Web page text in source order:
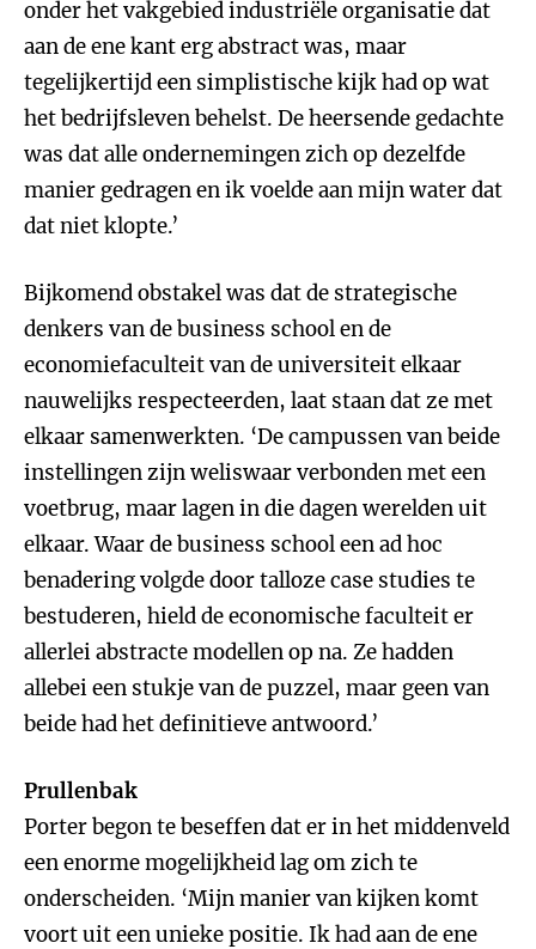
onder het vakgebied industriële organisatie dat
aan de ene kant erg abstract was, maar
tegelijkertijd een simplistische kijk had op wat
het bedrijfsleven behelst. De heersende gedachte
was dat alle ondernemingen zich op dezelfde
manier gedragen en ik voelde aan mijn water dat
dat niet klopte.’
Bijkomend obstakel was dat de strategische
denkers van de business school en de
economiefaculteit van de universiteit elkaar
nauwelijks respecteerden, laat staan dat ze met
elkaar samenwerkten. ‘De campussen van beide
instellingen zijn weliswaar verbonden met een
voetbrug, maar lagen in die dagen werelden uit
elkaar. Waar de business school een ad hoc
benadering volgde door talloze case studies te
bestuderen, hield de economische faculteit er
allerlei abstracte modellen op na. Ze hadden
allebei een stukje van de puzzel, maar geen van
beide had het definitieve antwoord.’
Prullenbak
Porter begon te beseffen dat er in het middenveld
een enorme mogelijkheid lag om zich te
onderscheiden. ‘Mijn manier van kijken komt
voort uit een unieke positie. Ik had aan de ene